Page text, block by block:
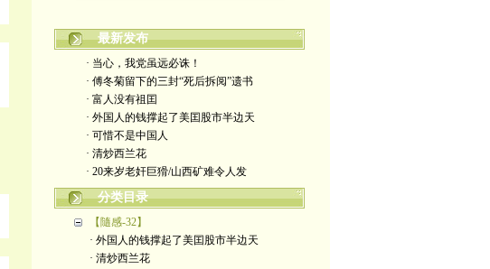
最新发布
· 当心，我党虽远必诛！
· 傅冬菊留下的三封“死后拆阅”遗书
· 富人没有祖囯
· 外国人的钱撑起了美囯股市半边天
· 可惜不是中国人
· 清炒西兰花
· 20来岁老奸巨猾/山西矿难令人发
分类目录
【隨感-32】
· 外国人的钱撑起了美囯股市半边天
· 清炒西兰花